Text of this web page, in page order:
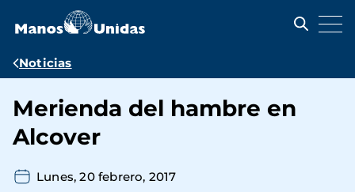
contenido
Ruta
navegación
Noticias
Merienda del hambre en
Alcover
Lunes, 20 febrero, 2017